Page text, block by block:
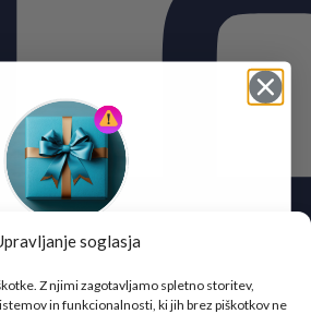
soglasja
Z njimi zagotavljamo spletno storitev,
in funkcionalnosti, ki jih brez piškotkov ne
Tukaj je!
DARILO